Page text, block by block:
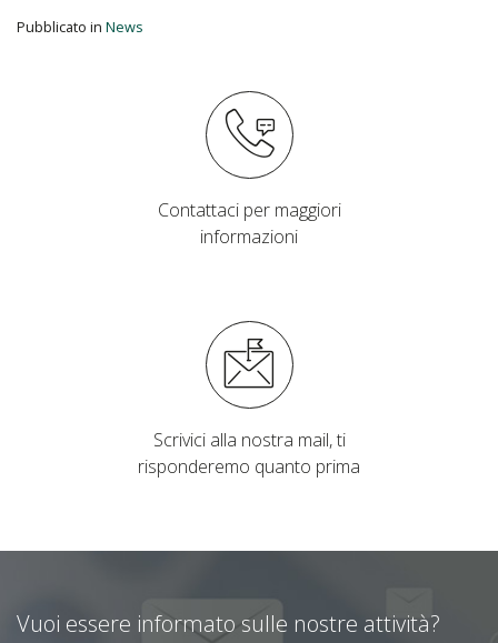
Pubblicato in News
Contattaci per maggiori
informazioni
Scrivici alla nostra mail, ti
risponderemo quanto prima
Vuoi essere informato sulle nostre attività?